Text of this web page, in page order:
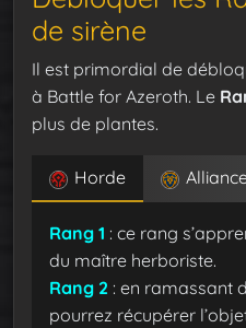
de sirène
Il est primordial de
à Battle for Azeroth. Le
plus de plantes.
Horde
Rang 1 : ce rang
du maître herboriste.
Rang 2 : en ramassant
pourrez récupérer